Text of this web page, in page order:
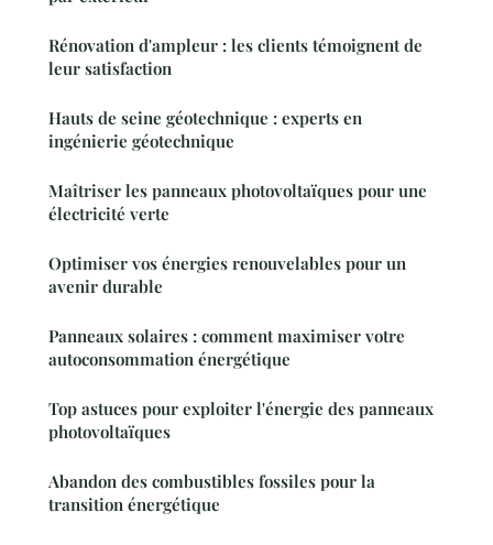
Rénovation d'ampleur : les clients témoignent de
leur satisfaction
Hauts de seine géotechnique : experts en
ingénierie géotechnique
Maîtriser les panneaux photovoltaïques pour une
électricité verte
Optimiser vos énergies renouvelables pour un
avenir durable
Panneaux solaires : comment maximiser votre
autoconsommation énergétique
Top astuces pour exploiter l'énergie des panneaux
photovoltaïques
Abandon des combustibles fossiles pour la
transition énergétique